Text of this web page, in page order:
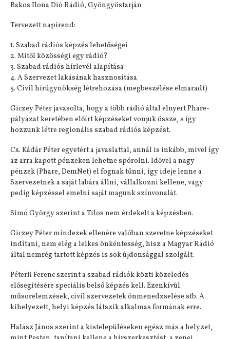
Bakos Ilona Dió Rádió, Gyöngyöstarján
Tervezett napirend:
1. Szabad rádiós képzés lehetőségei
2. Mitől közösségi egy rádió?
3. Szabad rádiós hírlevél alapítása
4. A Szervezet lakásának hasznosítása
5. Civil hírügynökség létrehozása (megbeszélése elmaradt)
Giczey Péter javasolta, hogy a több rádió által elnyert Phare-
pályázat keretében előírt képzéseket vonjuk össze, s így
hozzunk létre regionális szabad rádiós képzést.
Cs. Kádár Péter egyetért a javaslattal, annál is inkább, mivel így
az arra kapott pénzeken lehetne spórolni. Idővel a nagy
pénzek (Phare, DemNet) el fognak tűnni, így ideje lenne a
Szervezetnek a saját lábára állni, vállalkozni kellene, vagy
pedig képzéssel emelni saját magunk színvonalát.
Simó György szerint a Tilos nem érdekelt a képzésben.
Giczey Péter mindezek ellenére valóban szeretne képzéseket
indítani, nem elég a lelkes önkéntesség, hisz a Magyar Rádió
által nemrég tartott képzés is sok újdonsággal szolgált.
Péterfi Ferenc szerint a szabad rádiók közti közeledés
elősegítésére speciális belső képzés kell. Ezenkívül
műsorelemzések, civil szervezetek önmenedzselése stb. A
kihelyezett, helyi képzés látszik alkalmas formának erre.
Halász János szerint a kistelepüléseken egész más a helyzet,